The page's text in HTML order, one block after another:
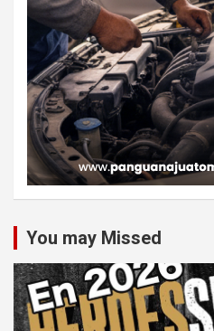
You may Missed